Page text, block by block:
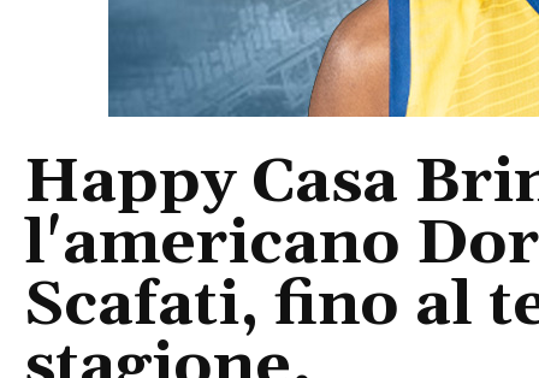
Happy Casa
l'americano
Scafati, fino al